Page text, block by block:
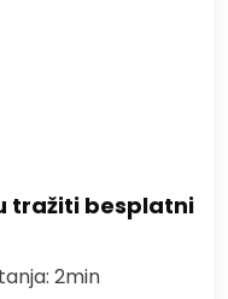
tražiti besplatni
2min